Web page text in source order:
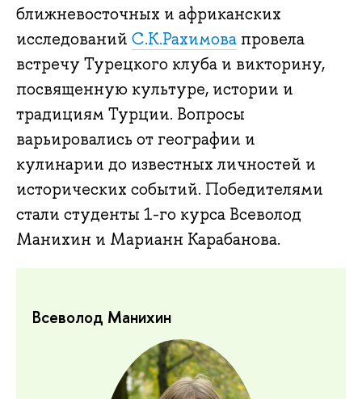
ближневосточных и африканских
исследований С.К.Рахимова провела
встречу Турецкого клуба и викторину,
посвященную культуре, истории и
традициям Турции. Вопросы
варьировались от географии и
кулинарии до известных личностей и
исторических событий. Победителями
стали студенты 1-го курса Всеволод
Манихин и Марианн Карабанова.
Всеволод Манихин